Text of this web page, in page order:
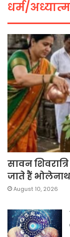
धर्म/अध्यात्म
सावन
जाते हैं भोलेनाथ
August 10, 2026